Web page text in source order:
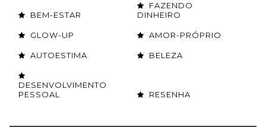
BEM-ESTAR
FAZENDO
DINHEIRO
GLOW-UP AMOR-PRÓPRIO
AUTOESTIMA BELEZA
DESENVOLVIMENTO
PESSOAL
RESENHA